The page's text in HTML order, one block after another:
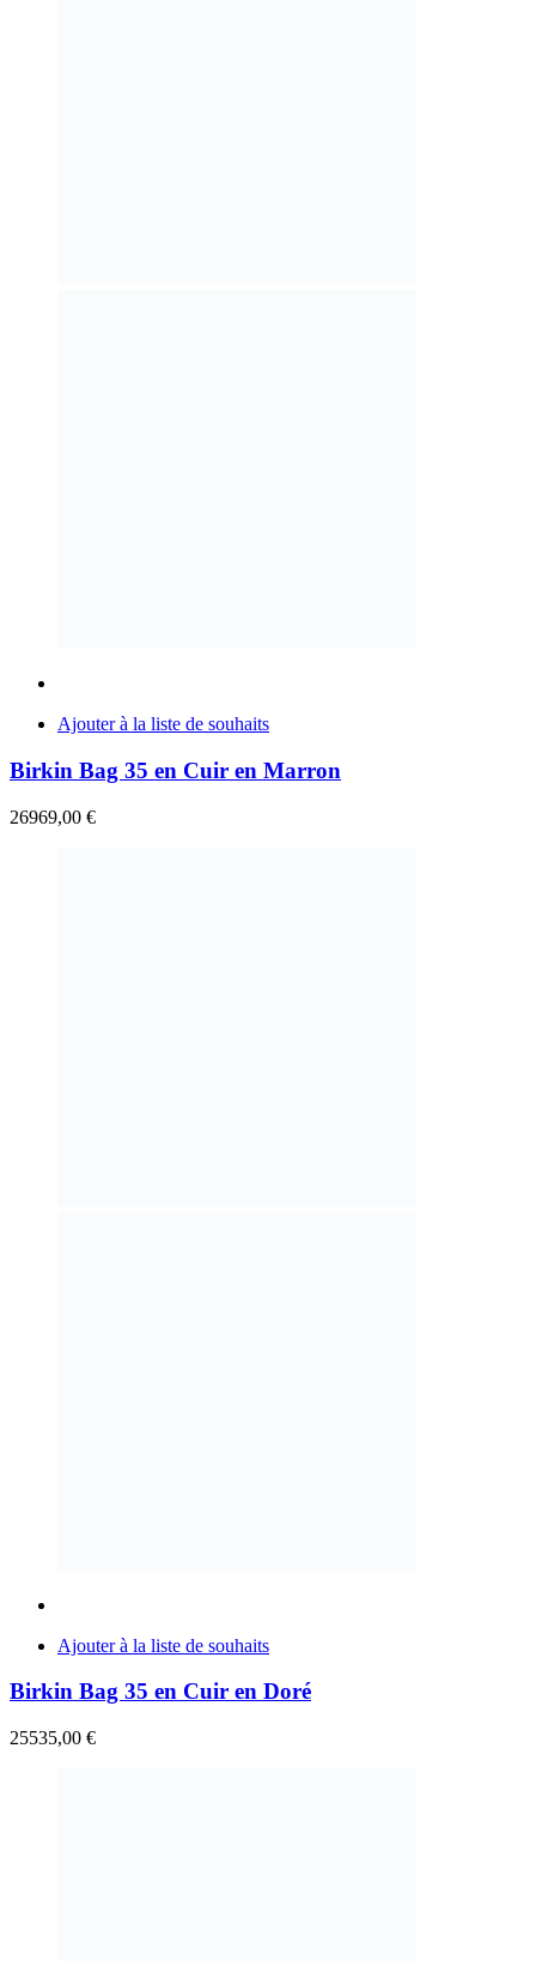
Ajouter à la liste de souhaits
Birkin Bag 35 en Cuir en Marron
26969,00 €
Ajouter à la liste de souhaits
Birkin Bag 35 en Cuir en Doré
25535,00 €